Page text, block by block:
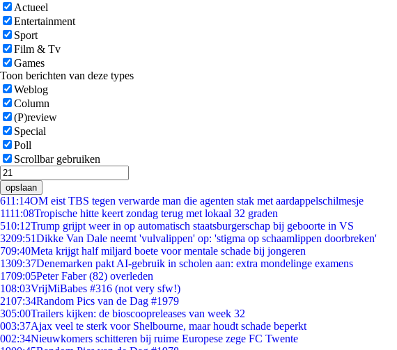
Actueel
Entertainment
Sport
Film & Tv
Games
Toon berichten van deze types
Weblog
Column
(P)review
Special
Poll
Scrollbar gebruiken
opslaan
611:14OM eist TBS tegen verwarde man die agenten stak met aardappelschilmesje
1111:08Tropische hitte keert zondag terug met lokaal 32 graden
510:12Trump grijpt weer in op automatisch staatsburgerschap bij geboorte in VS
3209:51Dikke Van Dale neemt 'vulvalippen' op: 'stigma op schaamlippen doorbreken'
709:40Meta krijgt half miljard boete voor mentale schade bij jongeren
1309:37Denemarken pakt AI-gebruik in scholen aan: extra mondelinge examens
1709:05Peter Faber (82) overleden
108:03VrijMiBabes #316 (not very sfw!)
2107:34Random Pics van de Dag #1979
305:00Trailers kijken: de bioscoopreleases van week 32
003:37Ajax veel te sterk voor Shelbourne, maar houdt schade beperkt
002:34Nieuwkomers schitteren bij ruime Europese zege FC Twente